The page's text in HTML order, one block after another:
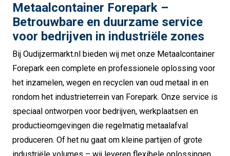
Metaalcontainer Forepark –
Betrouwbare en duurzame service
voor bedrijven in industriële zones
Bij Oudijzermarkt.nl bieden wij met onze Metaalcontainer
Forepark een complete en professionele oplossing voor
het inzamelen, wegen en recyclen van oud metaal in en
rondom het industrieterrein van Forepark. Onze service is
speciaal ontworpen voor bedrijven, werkplaatsen en
productieomgevingen die regelmatig metaalafval
produceren. Of het nu gaat om kleine partijen of grote